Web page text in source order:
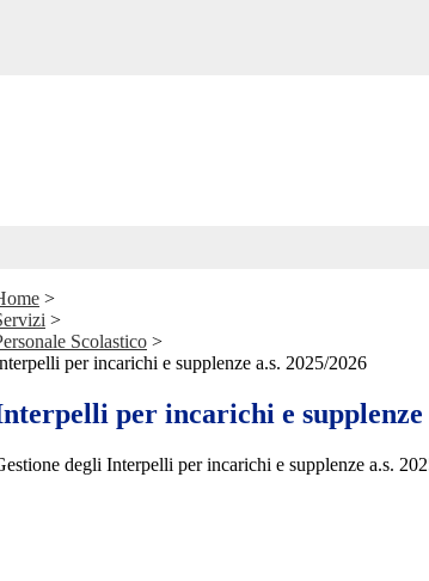
>
>
Scolastico >
per incarichi e supplenze a.s. 2025/2026
per incarichi e supplenze
degli Interpelli per incarichi e supplenze a.s.